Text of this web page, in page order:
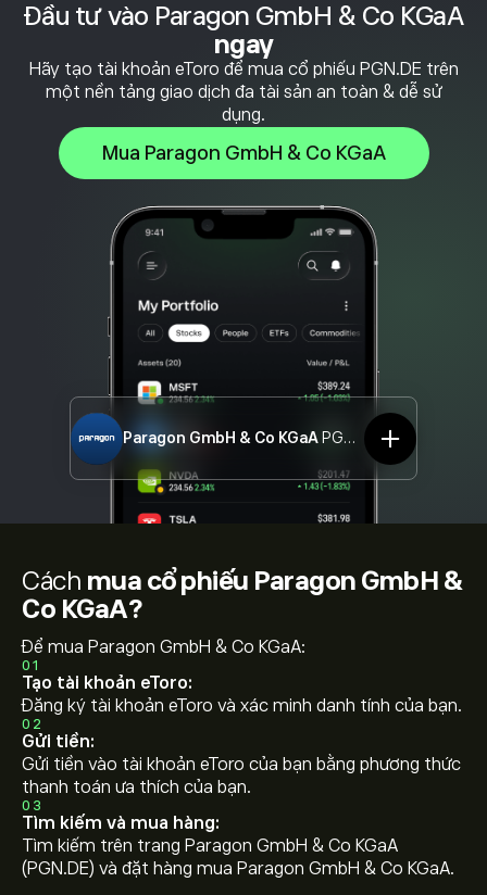
Đầu tư vào Paragon GmbH & Co KGaA
ngay
Hãy tạo tài khoản eToro để mua cổ phiếu PGN.DE trên
một nền tảng giao dịch đa tài sản an toàn & dễ sử
dụng.
Mua Paragon GmbH & Co KGaA
Paragon GmbH & Co KGaA PGN.DE
Cách mua cổ phiếu Paragon GmbH &
Co KGaA?
Để mua Paragon GmbH & Co KGaA:
01
Tạo tài khoản eToro:
Đăng ký tài khoản eToro và xác minh danh tính của bạn.
02
Gửi tiền:
Gửi tiền vào tài khoản eToro của bạn bằng phương thức
thanh toán ưa thích của bạn.
03
Tìm kiếm và mua hàng:
Tìm kiếm trên trang Paragon GmbH & Co KGaA
(PGN.DE) và đặt hàng mua Paragon GmbH & Co KGaA.